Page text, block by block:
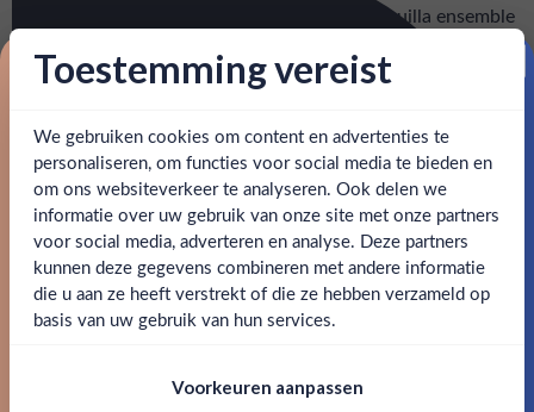
Ben jij 18 jaar of ouder?
Ja Nee
18 jaar of ouder zijn
Madera, Chihuahua. Voor zijn sotol en lechuguilla ensemble
ondergrondse, ketelvormige pit. Vervolgens maalt hij de
wordt dan 4 tot 5 dagen gefermenteerd met natuurlijk
bronwater met wilde gist. De tweede distillatie wordt
versterkt met hertenvlees en laurierblad, resulterend in een
uiterst bijzondere pechuga waarvan slechts 88 flessen
verkrijgbaar zijn.
SPECIFICATIES
Toestemming vereist
We gebruiken cookies om content en advertenties te
personaliseren, om functies voor social media te bieden en
om ons websiteverkeer te analyseren. Ook delen we
informatie over uw gebruik van onze site met onze partners
voor social media, adverteren en analyse. Deze partners
kunnen deze gegevens combineren met andere informatie
die u aan ze heeft verstrekt of die ze hebben verzameld op
basis van uw gebruik van hun services.
Voorkeuren aanpassen
Proost op je eerste korting!
Schrijf je in en ontvang direct 5% korting op je eerste
bestelling.
Email
Claim mijn korting